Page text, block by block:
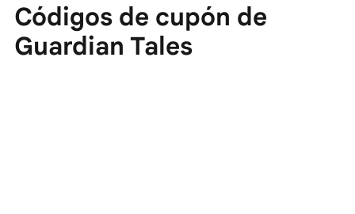
Códigos de cupón de
Guardian Tales